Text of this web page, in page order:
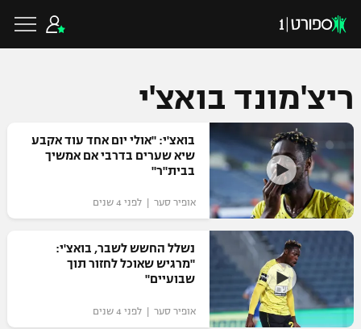
כדורגל ישראלי
ליגת העל
גביע הטוטו
ליגיונרים
כדורגל עולמי
ליגת האלופות
ליגה אירופית
ליגה אנגלית
כדורסל ישראלי
ליגת ווינר סל
כדורסל עולמי
ריצ'מונד בואצ'י
בואצ'י: "אולי יום אחד עוד אקבע
שיא שערים בדרבי אם אמשיך
בבית"ר"
אופיר סער | לפני 4 שנים
נשלל החשש לשבר, בואצ'י:
"מרגיש שאוכל לחזור תוך
שבועיים"
אופיר סער | לפני 4 שנים